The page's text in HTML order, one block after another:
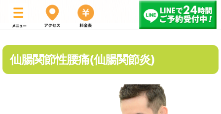
仙腸関節性腰痛(仙腸関節炎)